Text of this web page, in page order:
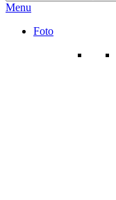
Menu
Foto